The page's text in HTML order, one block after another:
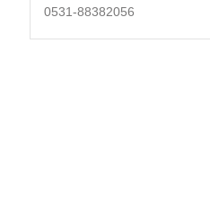
0531-88382056